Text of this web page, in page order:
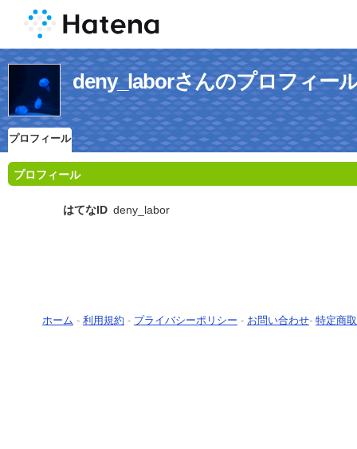
deny_laborさんのプロフィー
プロフィール
プロフィール
はてなID deny_labor
ホーム - 利用規約 - プライバシーポリシー - お問い合わせ- 特定商